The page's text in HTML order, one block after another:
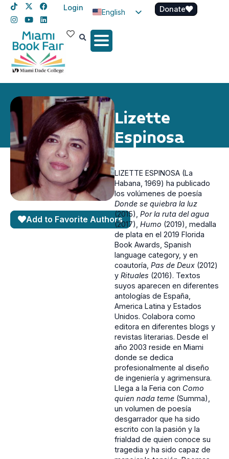
Login
English
Spanish
Donate
Lizette
Espinosa
Add to Favorite Authors
LIZETTE ESPINOSA (La
Habana, 1969) ha publicado
los volúmenes de poesía
Donde se quiebra la luz
(2015), Por la ruta del agua
(2017), Humo (2019), medalla
de plata en el 2019 Florida
Book Awards, Spanish
language category, y en
coautoría, Pas de Deux (2012)
y Rituales (2016). Textos
suyos aparecen en diferentes
antologías de España,
America Latina y Estados
Unidos. Colabora como
editora en diferentes blogs y
revistas literarias. Desde el
año 2003 reside en Miami
donde se dedica
profesionalmente al diseño
de ingeniería y agrimensura.
Llega a la Feria con Como
quien nada teme (Summa),
un volumen de poesía
desgarrador que ha sido
escrito con la pasión y la
frialdad de quien conoce su
tragedia y ha sido capaz de